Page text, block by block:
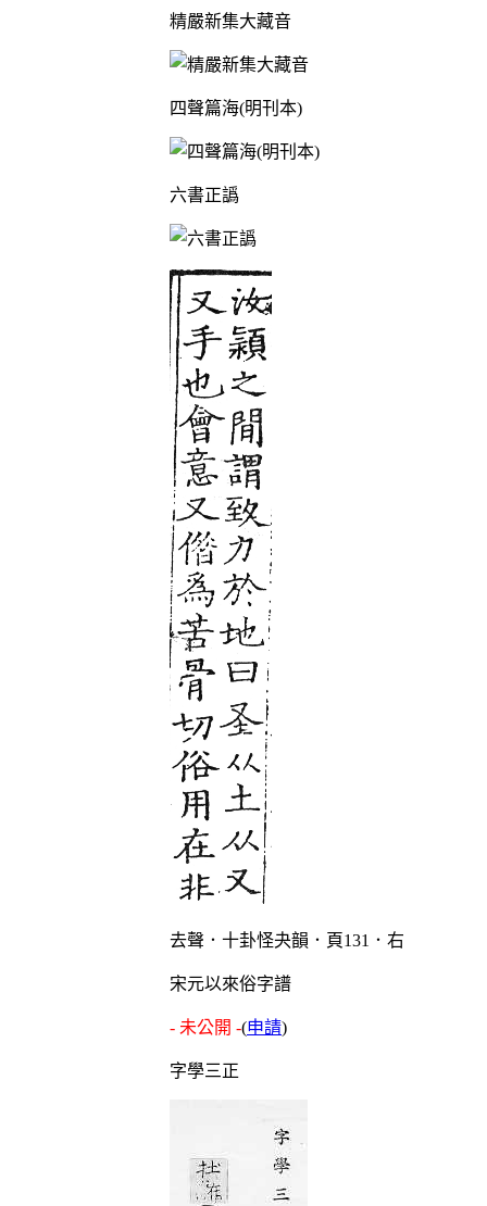
精嚴新集大藏音
四聲篇海(明刊本)
六書正譌
去聲．十卦怪夬韻．頁131．右
宋元以來俗字譜
- 未公開 -(申請)
字學三正